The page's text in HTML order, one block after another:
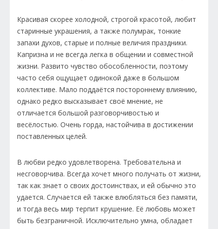
Красивая скорее холодной, строгой красотой, любит
старинные украшения, а также полумрак, тонкие
запахи духов, старые и полные величия праздники.
Капризна и не всегда легка в общении и совместной
жизни. Развито чувство обособленности, поэтому
часто себя ощущает одинокой даже в большом
коллективе. Мало поддаётся постороннему влиянию,
однако редко высказывает своё мнение, не
отличается большой разговорчивостью и
весёлостью. Очень горда, настойчива в достижении
поставленных целей.
В любви редко удовлетворена. Требовательна и
несговорчива. Всегда хочет много получать от жизни,
так как знает о своих достоинствах, и ей обычно это
удается. Случается ей также влюбляться без памяти,
и тогда весь мир терпит крушение. Её любовь может
быть безграничной. Исключительно умна, обладает